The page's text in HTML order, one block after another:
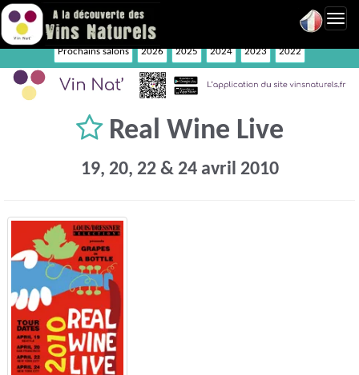
Prochains salons 2026 2025 2024 2023 2022
Real Wine Live
19, 20, 22 & 24 avril 2010